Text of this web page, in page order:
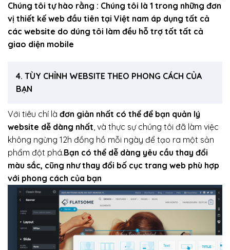
Chúng tôi tự hào rằng : Chúng tôi là 1 trong những đơn
vị thiết kế web đầu tiên tại Việt nam áp dụng tất cả
các website do dúng tôi làm đều hỗ trợ tốt tất cả
giao diện mobile
4. TÙY CHỈNH WEBSITE THEO PHONG CÁCH CỦA
BẠN
Với tiêu chí là đơn giản nhất có thể để bạn quản lý
website dễ dàng nhất , và thực sự chúng tôi đã làm việc
không ngừng 12h đồng hồ mỗi ngày để tạo ra một sản
phẩm đột phá.Bạn có thể dễ dàng yêu cầu thay đổi
màu sắc, cũng như thay đổi bố cục trang web phù hợp
với phong cách của bạn